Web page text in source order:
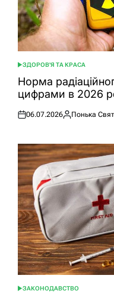
ОПУБЛІКУВАТИ
У
ЗДОРОВ'Я ТА КРАСА
Норма
цифрами в 2026
Оприлюднено
06.07.2026
Опубліковано
Понька
ОПУБЛІКУВАТИ
ЗАКОНОДАВСТВО